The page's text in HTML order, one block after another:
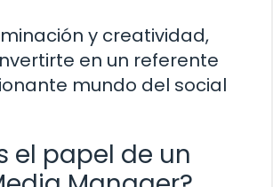
y creatividad,
en un referente
mundo del social
el papel de un